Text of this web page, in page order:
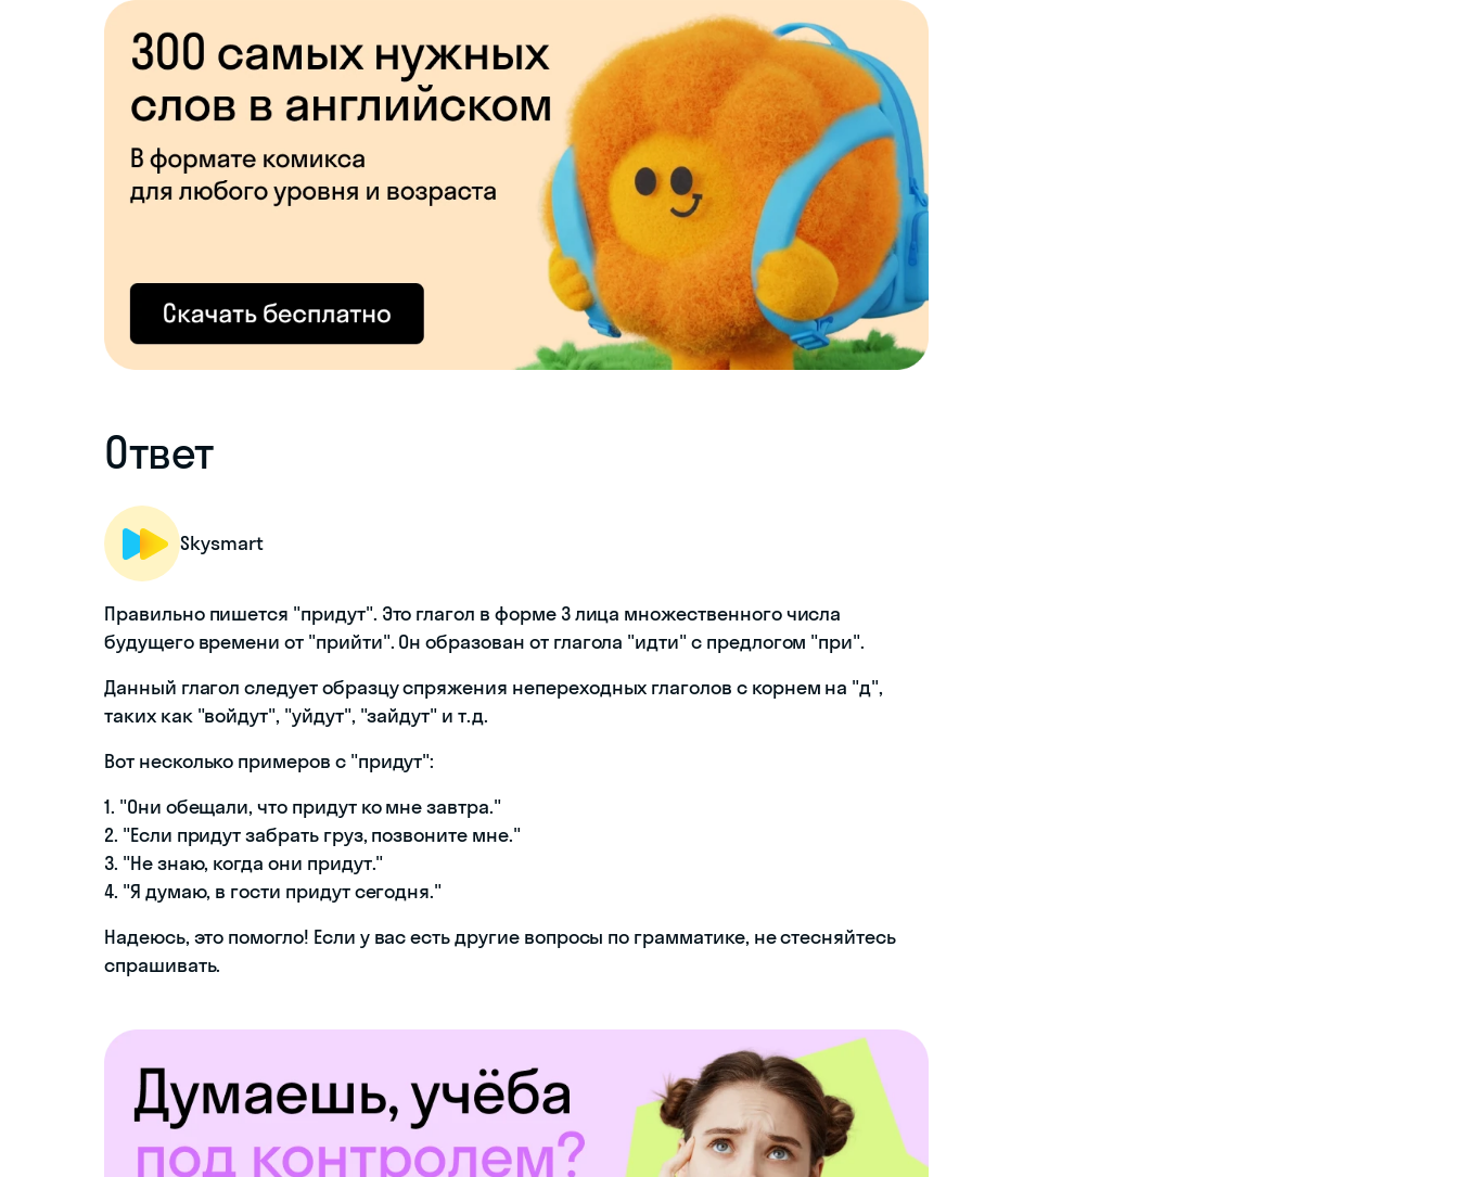
Ответ
Skysmart
Правильно пишется "придут". Это глагол в форме 3 лица множественного числа
будущего времени от "прийти". Он образован от глагола "идти" с предлогом "при".
Данный глагол следует образцу спряжения непереходных глаголов с корнем на "д",
таких как "войдут", "уйдут", "зайдут" и т.д.
Вот несколько примеров с "придут":
1. "Они обещали, что придут ко мне завтра."
2. "Если придут забрать груз, позвоните мне."
3. "Не знаю, когда они придут."
4. "Я думаю, в гости придут сегодня."
Надеюсь, это помогло! Если у вас есть другие вопросы по грамматике, не стесняйтесь
спрашивать.